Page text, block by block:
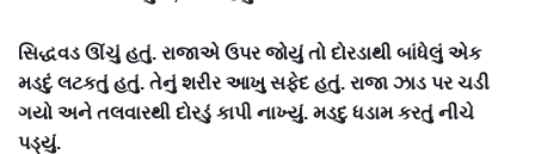
સિદ્ધવડ ઊંચું હતું. રાજાએ ઉપર જોયું તો દોરડાથી બાંધેલું એક
મડદું લટકતું હતું. તેનું શરીર આખુ સફેદ હતું. રાજા ઝાડ પર ચડી
ગયો અને તલવારથી દોરડું કાપી નાખ્યું. મડદુ ધડામ કરતું નીચે
પડ્યું.